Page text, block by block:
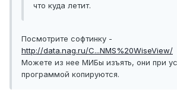
что куда летит.
Посмотрите софтинку -
http://data.nag.ru/C...NMS%20WiseView/
Можете из нее МИБы изъять, они при
программой копируются.